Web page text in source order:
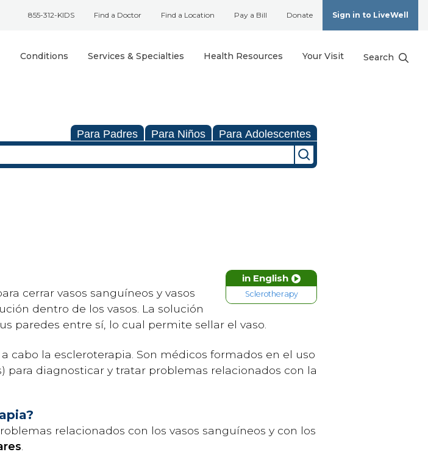
855-312-KIDS Find a Doctor Find a Location Pay a Bill Donate Sign in to LiveWell
Conditions Services & Specialties Health Resources Your Visit Search
Para Padres Para Niños Para Adolescentes
in English
Sclerotherapy
cerrar vasos sanguíneos y vasos
dentro de los vasos. La solución
paredes entre sí, lo cual permite sellar el vaso.
cabo la escleroterapia. Son médicos formados en el uso
para diagnosticar y tratar problemas relacionados con la
relacionados con los vasos sanguíneos y con los